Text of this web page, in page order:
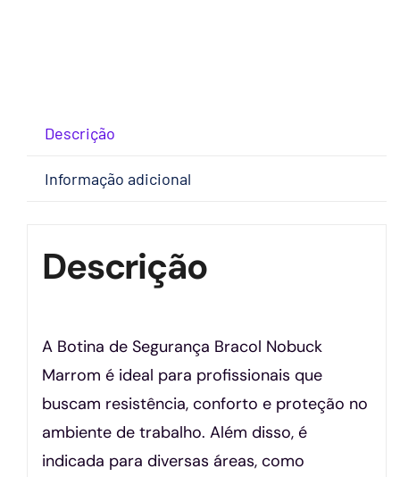
Descrição
Informação adicional
Descrição
A Botina de Segurança Bracol Nobuck
Marrom é ideal para profissionais que
buscam resistência, conforto e proteção no
ambiente de trabalho. Além disso, é
indicada para diversas áreas, como